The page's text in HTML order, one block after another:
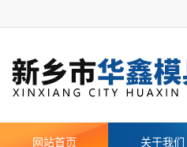
网站首页 关于我们